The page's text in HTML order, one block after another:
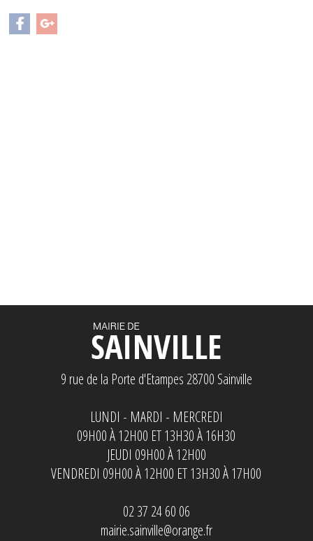
9 rue de la Porte d'Etampes 28700 Sainville
LUNDI - MARDI - MERCREDI
09H00 À 12H00 ET 13H30 À 16H30
JEUDI 09H00 À 12H00
VENDREDI 09H00 À 12H00 ET 13H30 À 17H00
02 37 24 60 06
mairie.sainville@orange.fr